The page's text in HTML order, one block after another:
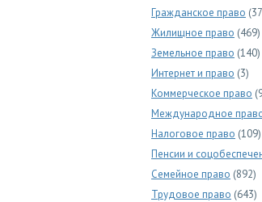
Гражданское право
Жилищное право (469)
Земельное право (140)
Интернет и право (3)
Коммерческое право
Международное
Налоговое право (109)
Пенсии и
Семейное право (892)
Трудовое право (643)